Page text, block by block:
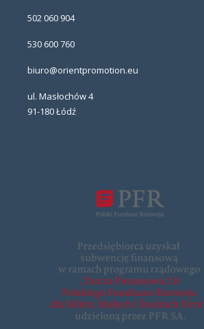
502 060 904
530 600 760
biuro@orientpromotion.eu
ul. Masłochów 4
91-180 Łódź